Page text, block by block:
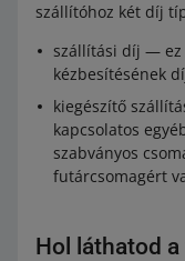
szállítóhoz két díj
szállítási díj — ez
kézbesítésének
kiegészítő
kapcsolatos
szabványos
futárcsomagért
Hol láthatod